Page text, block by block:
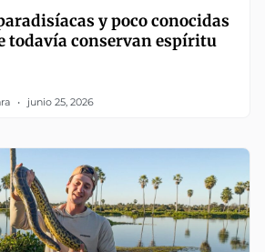
y poco conocidas
todavía conservan espíritu
junio 25, 2026